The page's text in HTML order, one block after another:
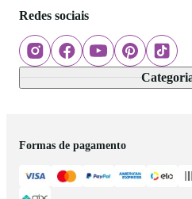
Redes sociais
Formas de pagamento